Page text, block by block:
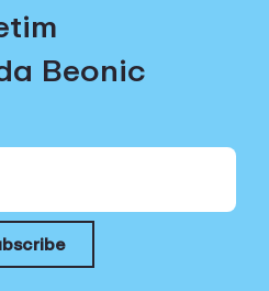
Beonic